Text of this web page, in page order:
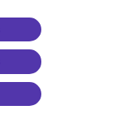
juridiques
gestion des